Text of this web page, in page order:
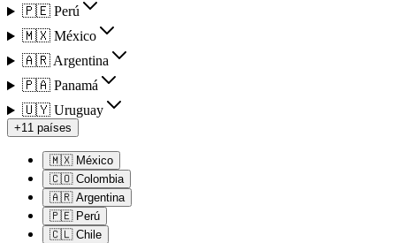
🇵🇪 Perú
🇲🇽 México
🇦🇷 Argentina
🇵🇦 Panamá
🇺🇾 Uruguay
+11 países
🇲🇽 México
🇨🇴 Colombia
🇦🇷 Argentina
🇵🇪 Perú
🇨🇱 Chile